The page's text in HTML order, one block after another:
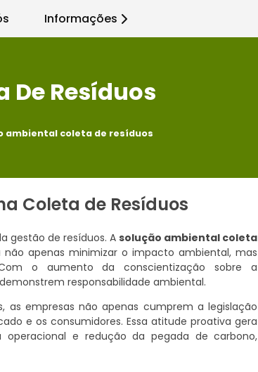
Informações
Resíduos
ambiental coleta de resíduos
Coleta de Resíduos
gestão de resíduos. Asolução ambiental coleta
apenas minimizar o impacto ambiental, mas
o aumento da conscientização sobre a
responsabilidade ambiental.
as empresas não apenas cumprem a legislação
e os consumidores. Essa atitude proativa gera
e redução da pegada de carbono,